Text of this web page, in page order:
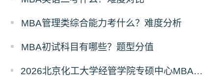
MBA管理类综合能力考什么？难度分析
MBA初试科目有哪些？题型分值
2026北京化工大学经管学院专硕中心MBA拟录取分析解读